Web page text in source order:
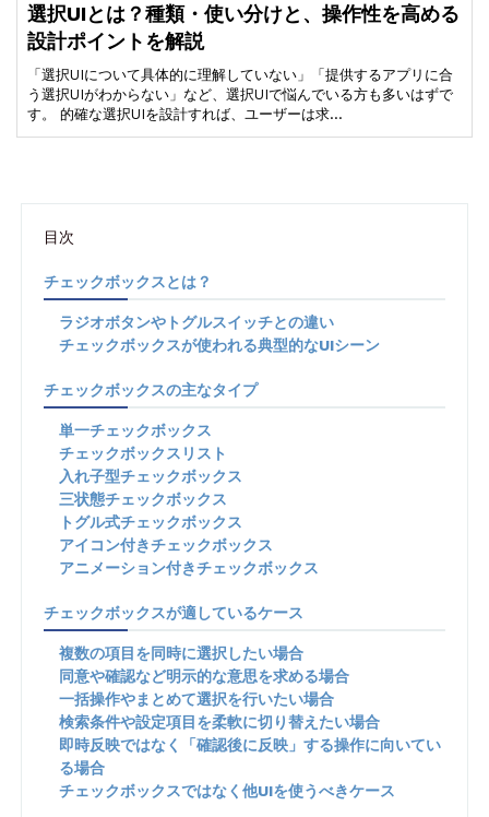
選択UIとは？種類・使い分けと、操作性を高める
設計ポイントを解説
「選択UIについて具体的に理解していない」「提供するアプリに合
う選択UIがわからない」など、選択UIで悩んでいる方も多いはずで
す。 的確な選択UIを設計すれば、ユーザーは求…
目次
チェックボックスとは？
ラジオボタンやトグルスイッチとの違い
チェックボックスが使われる典型的なUIシーン
チェックボックスの主なタイプ
単一チェックボックス
チェックボックスリスト
入れ子型チェックボックス
三状態チェックボックス
トグル式チェックボックス
アイコン付きチェックボックス
アニメーション付きチェックボックス
チェックボックスが適しているケース
複数の項目を同時に選択したい場合
同意や確認など明示的な意思を求める場合
一括操作やまとめて選択を行いたい場合
検索条件や設定項目を柔軟に切り替えたい場合
即時反映ではなく「確認後に反映」する操作に向いてい
る場合
チェックボックスではなく他UIを使うべきケース